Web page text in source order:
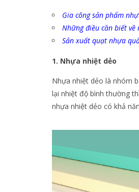
Gia công sản phẩm
Những điều cần biết về
Sản xuất quạt nhựa
1. Nhựa nhiệt dẻo
Nhựa nhiệt dẻo là nhóm
lại nhiệt độ bình thường
nhựa nhiệt dẻo có khả